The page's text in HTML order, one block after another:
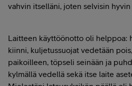
vahvin itselläni, joten selvisin
Laitteen käyttöönotto oli helppoa:
kiinni, kuljetussuojat vedetään
paikoilleen, töpseli seinään ja
kylmällä vedellä sekä itse laite